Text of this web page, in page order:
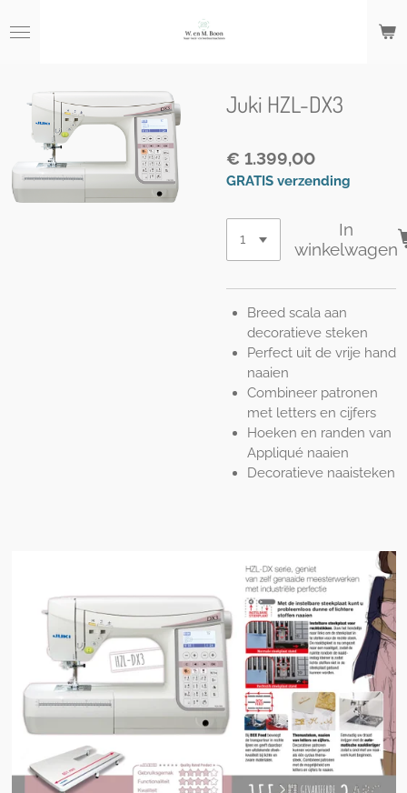
direct
hoofdinhoud
Juki HZL-DX3
€ 1.399,00
GRATIS verzending
In
winkelwagen
Breed scala aan
decoratieve steken
Perfect uit de vrije hand
naaien
Combineer patronen
met letters en cijfers
Hoeken en randen van
Appliqué naaien
Decoratieve naaisteken